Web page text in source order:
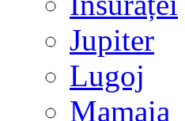
Jupiter
Lugoj
Mamaia